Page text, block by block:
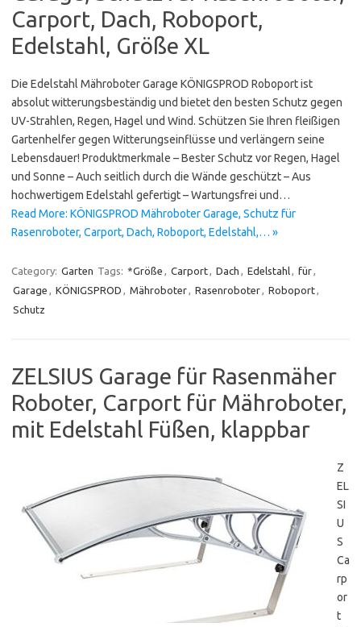
Carport, Dach, Roboport,
Edelstahl, Größe XL
Die Edelstahl Mähroboter Garage KÖNIGSPROD Roboport ist
absolut witterungsbeständig und bietet den besten Schutz gegen
UV-Strahlen, Regen, Hagel und Wind. Schützen Sie Ihren fleißigen
Gartenhelfer gegen Witterungseinflüsse und verlängern seine
Lebensdauer! Produktmerkmale – Bester Schutz vor Regen, Hagel
und Sonne – Auch seitlich durch die Wände geschützt – Aus
hochwertigem Edelstahl gefertigt – Wartungsfrei und…
Read More: KÖNIGSPROD Mähroboter Garage, Schutz für
Rasenroboter, Carport, Dach, Roboport, Edelstahl,… »
Category: Garten Tags: *Größe , Carport, Dach , Edelstahl, für,
Garage , KÖNIGSPROD , Mähroboter, Rasenroboter, Roboport,
Schutz
ZELSIUS Garage für Rasenmäher
Roboter, Carport für Mähroboter,
mit Edelstahl Füßen, klappbar
Z
EL
SI
U
S
Ca
rp
or
t